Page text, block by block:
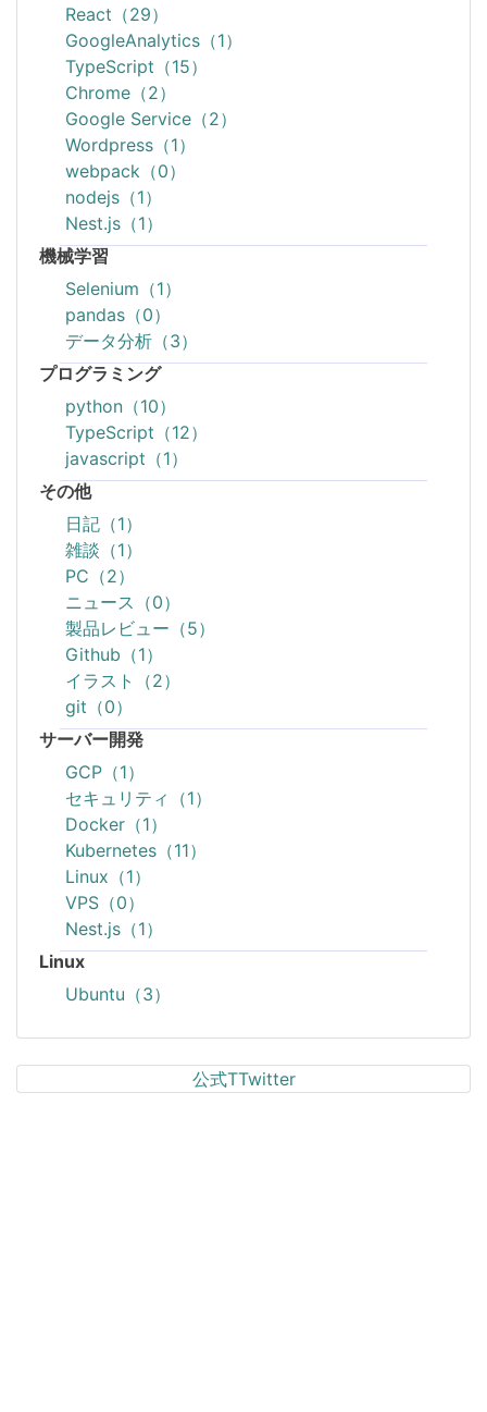
React（29）
GoogleAnalytics（1）
TypeScript（15）
Chrome（2）
Google Service（2）
Wordpress（1）
webpack（0）
nodejs（1）
Nest.js（1）
機械学習
Selenium（1）
pandas（0）
データ分析（3）
プログラミング
python（10）
TypeScript（12）
javascript（1）
その他
日記（1）
雑談（1）
PC（2）
ニュース（0）
製品レビュー（5）
Github（1）
イラスト（2）
git（0）
サーバー開発
GCP（1）
セキュリティ（1）
Docker（1）
Kubernetes（11）
Linux（1）
VPS（0）
Nest.js（1）
Linux
Ubuntu（3）
公式TTwitter